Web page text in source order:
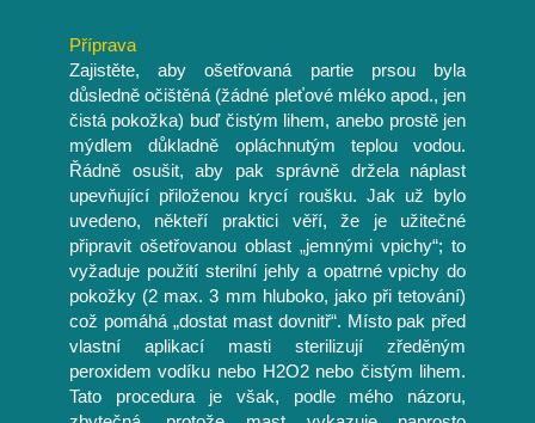
Příprava
Zajistěte, aby ošetřovaná partie prsou byla
důsledně očištěná (žádné pleťové mléko apod., jen
čistá pokožka) buď čistým lihem, anebo prostě jen
mýdlem důkladně opláchnutým teplou vodou.
Řádně osušit, aby pak správně držela náplast
upevňující přiloženou krycí roušku. Jak už bylo
uvedeno, někteří praktici věří, že je užitečné
připravit ošetřovanou oblast „jemnými vpichy“; to
vyžaduje použití sterilní jehly a opatrné vpichy do
pokožky (2 max. 3 mm hluboko, jako při tetování)
což pomáhá „dostat mast dovnitř“. Místo pak před
vlastní aplikací masti sterilizují zředěným
peroxidem vodíku nebo H2O2 nebo čistým lihem.
Tato procedura je však, podle mého názoru,